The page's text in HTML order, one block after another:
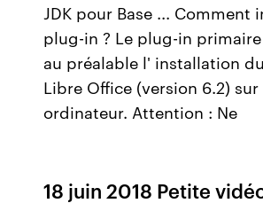
JDK pour Base ... Comment
plug-in ? Le plug-in
au préalable l' installation
Libre Office (version 6.2)
ordinateur. Attention : Ne
18 juin 2018 Petite